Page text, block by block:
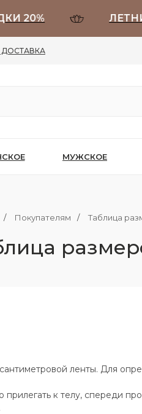
20%
МУЖСКОЕ
/ Покупателям / Таблица
ленты. Для
к телу, спереди